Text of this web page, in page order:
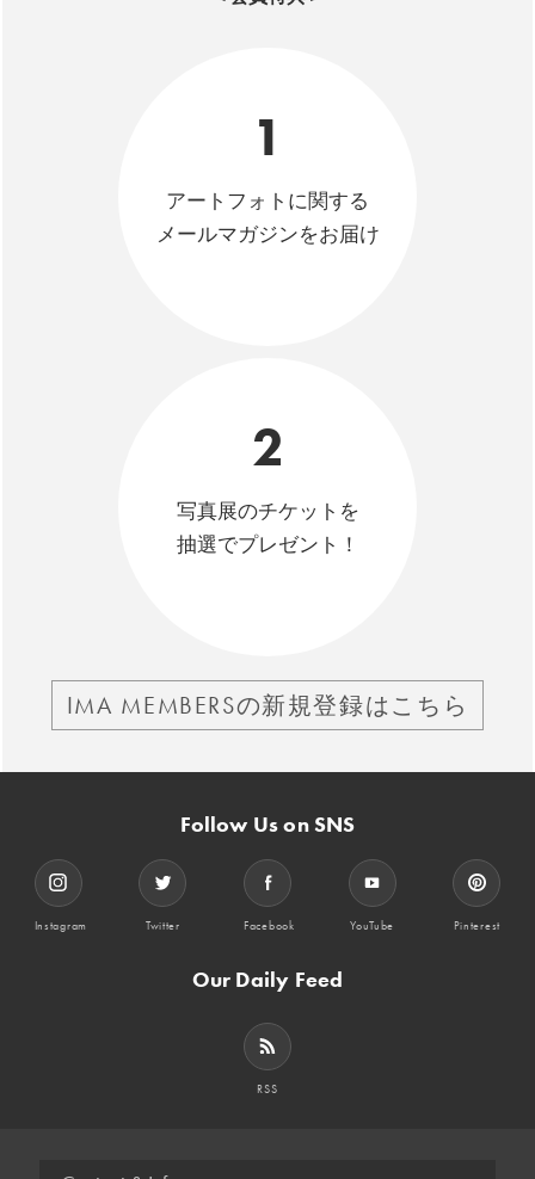
1
アートフォトに関する
メールマガジンをお届け
2
写真展のチケットを
抽選でプレゼント！
IMA MEMBERSの新規登録はこちら
Follow Us on SNS
Instagram Twitter Facebook YouTube Pinterest
Our Daily Feed
RSS